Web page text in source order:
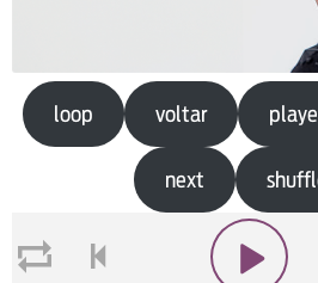
loop voltar
next